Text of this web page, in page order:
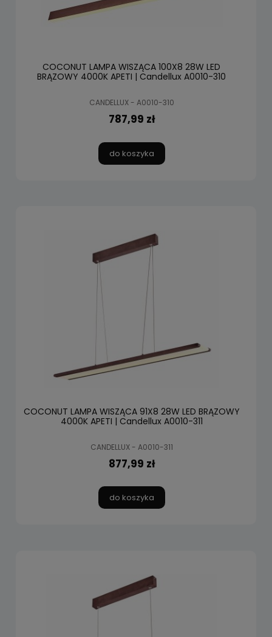
COCONUT LAMPA WISZĄCA 100X8 28W LED
BRĄZOWY 4000K APETI | Candellux A0010-310
CANDELLUX - A0010-310
787,99 zł
do koszyka
COCONUT LAMPA WISZĄCA 91X8 28W LED BRĄZOWY
4000K APETI | Candellux A0010-311
CANDELLUX - A0010-311
877,99 zł
do koszyka